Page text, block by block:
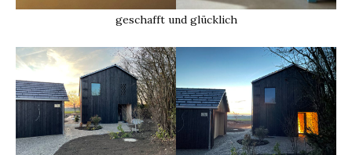
geschafft und glücklich